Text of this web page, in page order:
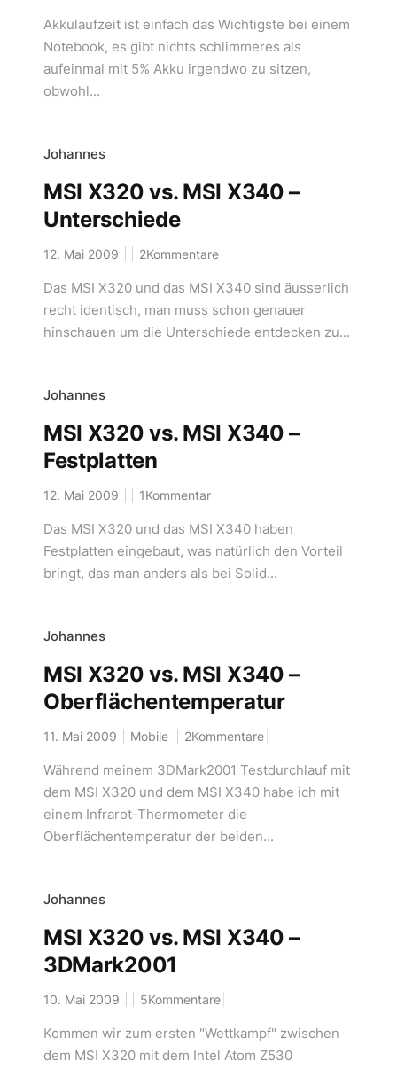
Akkulaufzeit ist einfach das Wichtigste bei einem
Notebook, es gibt nichts schlimmeres als
aufeinmal mit 5% Akku irgendwo zu sitzen,
obwohl...
Johannes
MSI X320 vs. MSI X340 –
Unterschiede
12. Mai 2009 2Kommentare
Das MSI X320 und das MSI X340 sind äusserlich
recht identisch, man muss schon genauer
hinschauen um die Unterschiede entdecken zu...
Johannes
MSI X320 vs. MSI X340 –
Festplatten
12. Mai 2009 1Kommentar
Das MSI X320 und das MSI X340 haben
Festplatten eingebaut, was natürlich den Vorteil
bringt, das man anders als bei Solid...
Johannes
MSI X320 vs. MSI X340 –
Oberflächentemperatur
11. Mai 2009 Mobile 2Kommentare
Während meinem 3DMark2001 Testdurchlauf mit
dem MSI X320 und dem MSI X340 habe ich mit
einem Infrarot-Thermometer die
Oberflächentemperatur der beiden...
Johannes
MSI X320 vs. MSI X340 –
3DMark2001
10. Mai 2009 5Kommentare
Kommen wir zum ersten "Wettkampf" zwischen
dem MSI X320 mit dem Intel Atom Z530